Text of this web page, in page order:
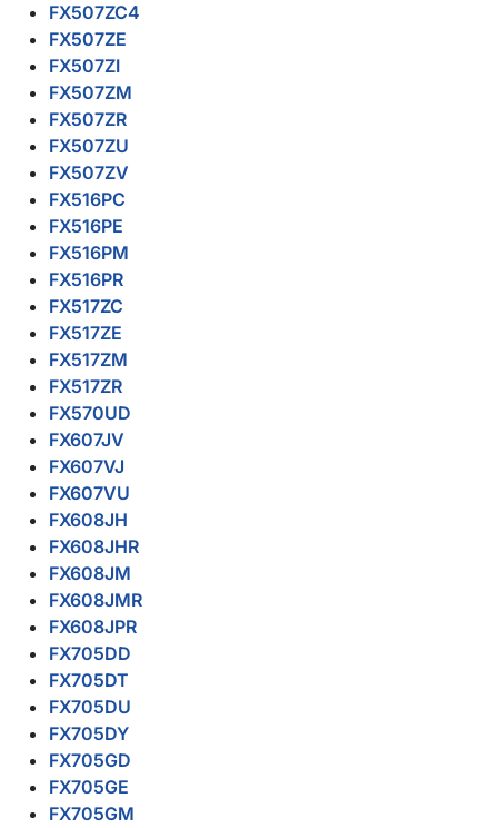
FX507ZC4
FX507ZE
FX507ZI
FX507ZM
FX507ZR
FX507ZU
FX507ZV
FX516PC
FX516PE
FX516PM
FX516PR
FX517ZC
FX517ZE
FX517ZM
FX517ZR
FX570UD
FX607JV
FX607VJ
FX607VU
FX608JH
FX608JHR
FX608JM
FX608JMR
FX608JPR
FX705DD
FX705DT
FX705DU
FX705DY
FX705GD
FX705GE
FX705GM